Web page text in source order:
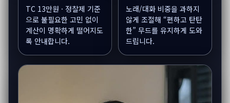
TC 13만원 · 정찰제 기준
으로 불필요한 고민 없이
계산이 명확하게 떨어지도
록 안내합니다.
노래/대화 비중을 과하지
않게 조절해 “편하고 탄탄
한” 무드를 유지하게 도와
드립니다.